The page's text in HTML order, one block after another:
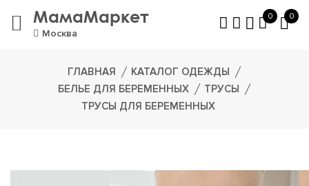
МамаМаркет
Москва
0 0
ГЛАВНАЯ
КАТАЛОГ ОДЕЖДЫ
БЕЛЬЕ ДЛЯ БЕРЕМЕННЫХ
ТРУСЫ
ТРУСЫ ДЛЯ БЕРЕМЕННЫХ